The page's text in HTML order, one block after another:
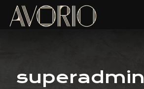
superadmin